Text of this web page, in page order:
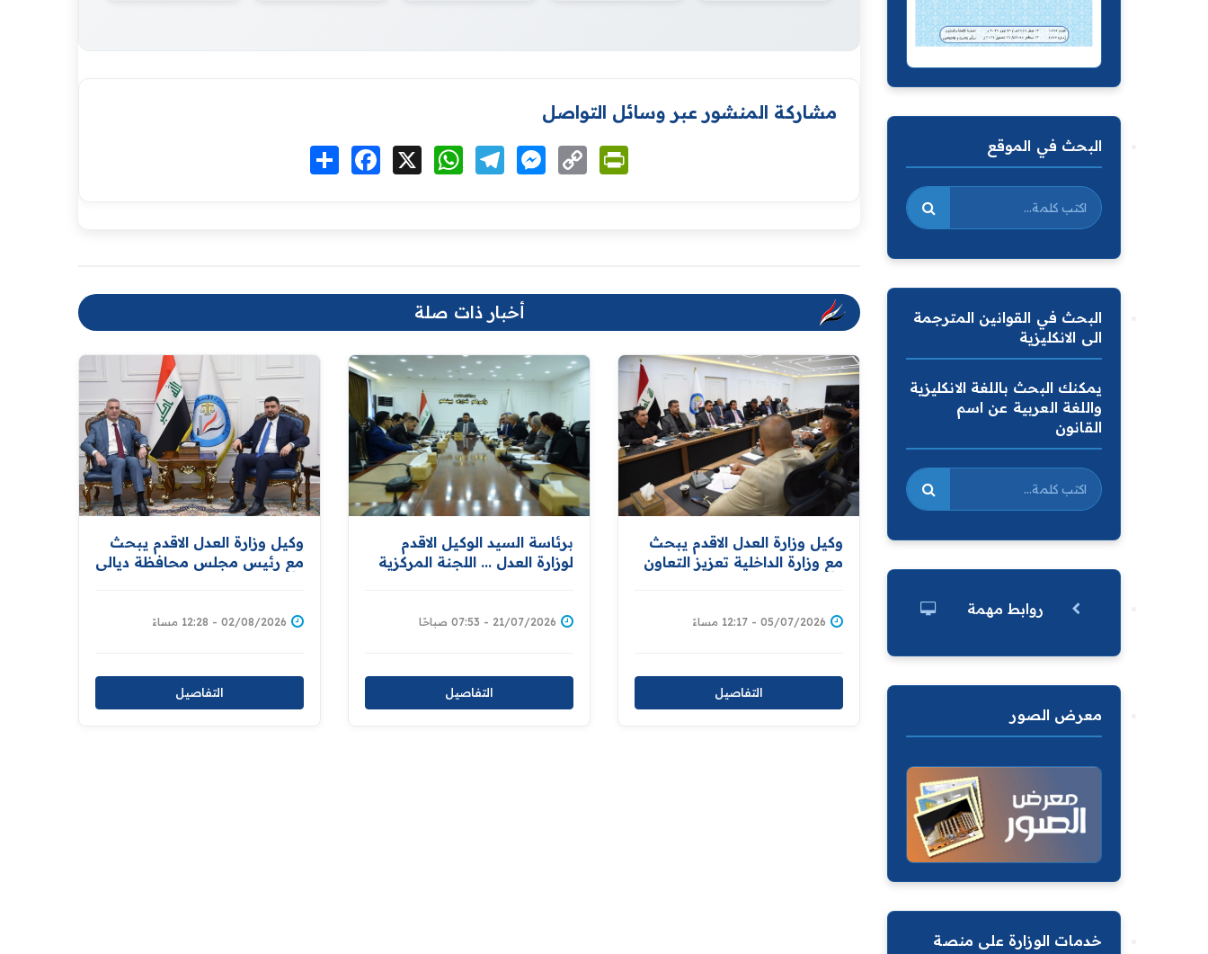
مشاركة المنشور عبر وسائل التواصل
انشر Facebook WhatsAppTelegramMessenger
Copy
Link
أخبار ذات صلة
وكيل وزارة العدل الاقدم يبحث
مع رئيس مجلس محافظة ديالى
الخدمات العدلية المقدمة
02/08/2026 - 12:28 مساءً
التفاصيل
برئاسة السيد الوكيل الاقدم
لوزارة العدل ... اللجنة المركزية
التزامات العراق في مجال حقوق
21/07/2026 - 07:53 صباحًا
التفاصيل
وكيل وزارة العدل الاقدم يبحث
مع وزارة الداخلية تعزيز التعاون
05/07/2026 - 12:17 مساءً
التفاصيل
البحث في الموقع
البحث في القوانين المترجمة
الى الانكليزية
يمكنك البحث باللغة الانكليزية
واللغة العربية عن اسم
القانون
روابط مهمة
معرض الصور
خدمات الوزارة على منصة